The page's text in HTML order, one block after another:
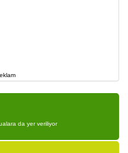
da yer veriliyor